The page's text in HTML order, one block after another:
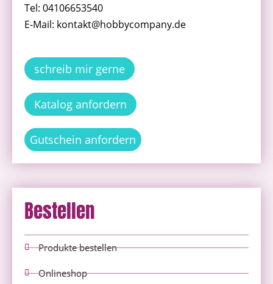
Tel: 04106653540
E-Mail: kontakt@hobbycompany.de
schreib mir gerne
Katalog anfordern
Gutschein anfordern
Bestellen
Produkte bestellen
Onlineshop